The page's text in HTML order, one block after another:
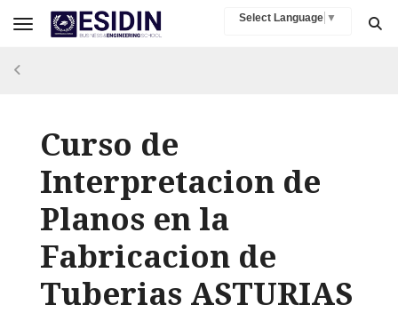
Select Language ▼
Toggle navigation
Curso de
Interpretacion de
Planos en la
Fabricacion de
Tuberias ASTURIAS